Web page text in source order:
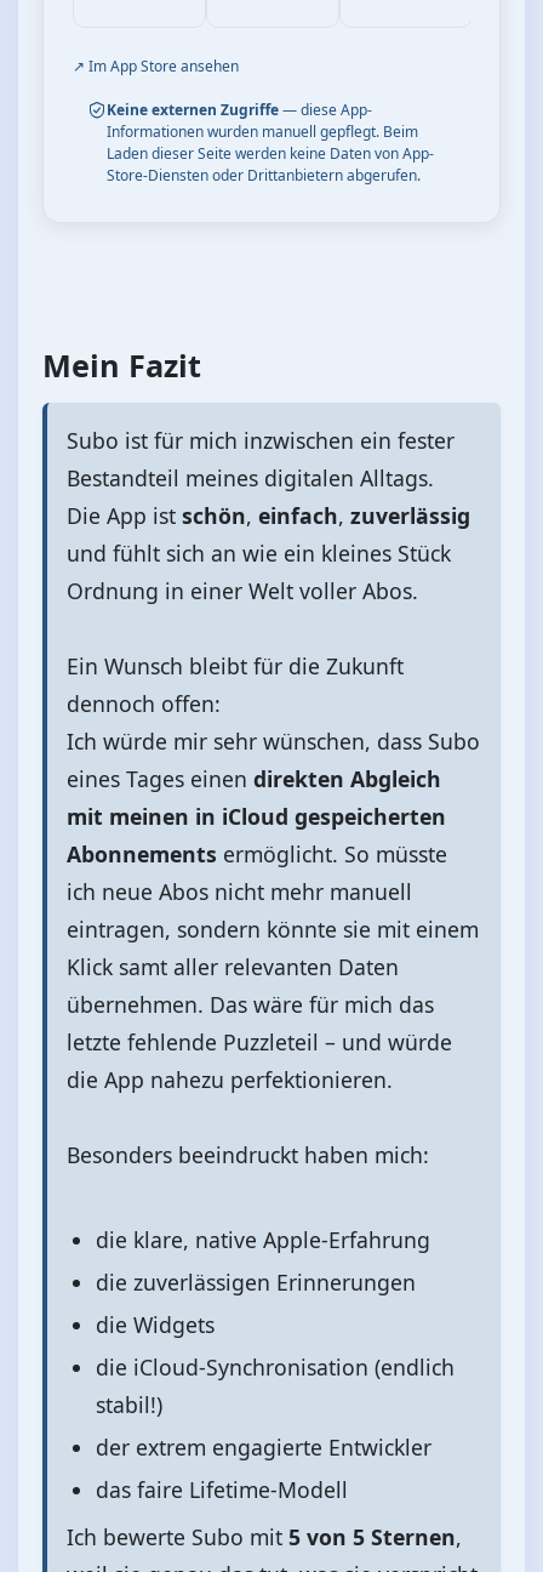
↗ Im App Store ansehen
Keine externen Zugriffe— diese App-
Informationen wurden manuell gepflegt. Beim
Laden dieser Seite werden keine Daten von App-
Store-Diensten oder Drittanbietern abgerufen.
Mein Fazit
Subo ist für mich inzwischen ein fester
Bestandteil meines digitalen Alltags.
Die App ist schön, einfach, zuverlässig
und fühlt sich an wie ein kleines Stück
Ordnung in einer Welt voller Abos.
Ein Wunsch bleibt für die Zukunft
dennoch offen:
Ich würde mir sehr wünschen, dass Subo
eines Tages einen direkten Abgleich
mit meinen in iCloud gespeicherten
Abonnements ermöglicht. So müsste
ich neue Abos nicht mehr manuell
eintragen, sondern könnte sie mit einem
Klick samt aller relevanten Daten
übernehmen. Das wäre für mich das
letzte fehlende Puzzleteil – und würde
die App nahezu perfektionieren.
Besonders beeindruckt haben mich:
die klare, native Apple‑Erfahrung
die zuverlässigen Erinnerungen
die Widgets
die iCloud‑Synchronisation (endlich
stabil!)
der extrem engagierte Entwickler
das faire Lifetime‑Modell
Ich bewerte Subo mit 5 von 5 Sternen,